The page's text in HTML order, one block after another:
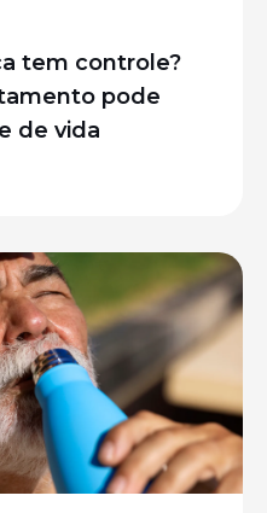
tem controle?
pode
de vida